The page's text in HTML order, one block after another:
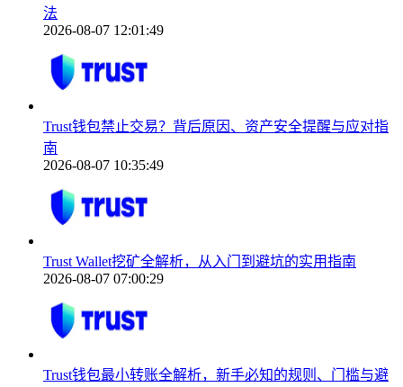
法
2026-08-07 12:01:49
Trust钱包禁止交易？背后原因、资产安全提醒与应对指
南
2026-08-07 10:35:49
Trust Wallet挖矿全解析，从入门到避坑的实用指南
2026-08-07 07:00:29
Trust钱包最小转账全解析，新手必知的规则、门槛与避